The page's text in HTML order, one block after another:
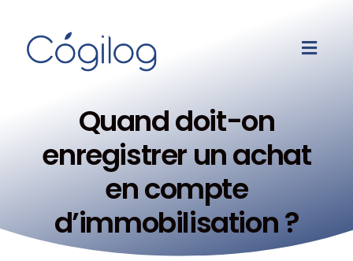
Quand doit-on
enregistrer un achat
en compte
d’immobilisation ?